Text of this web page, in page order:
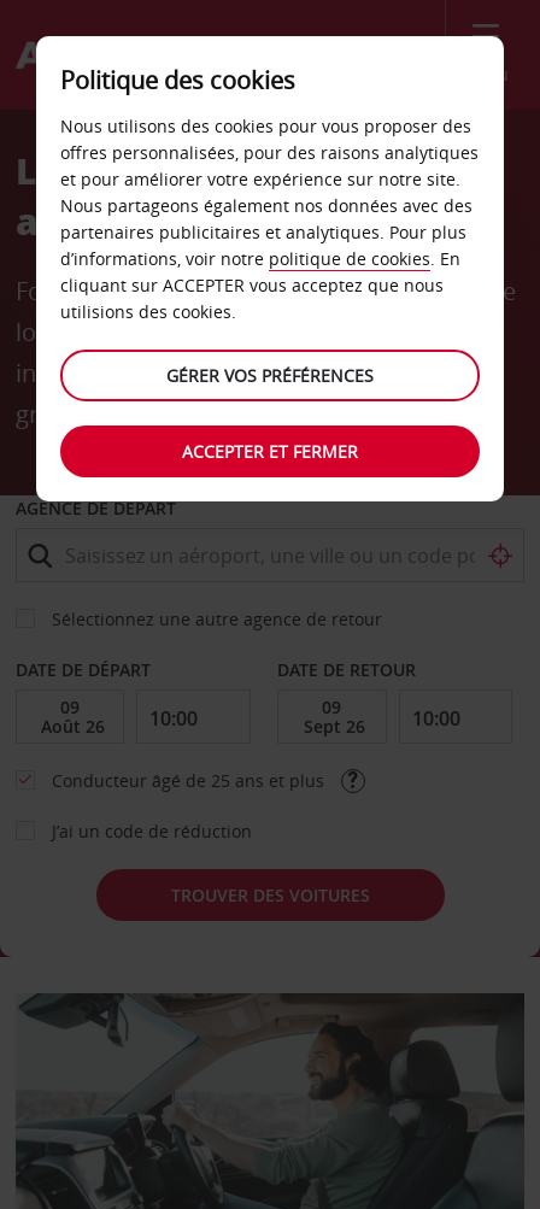
Menu
Location longue durée
avec Avis
Forfaits de 2 000 à 4 000 kilomètres pour une
location de voiture au mois de 31 à 90 jours,
incluant un conducteur supplémentaire
gratuit.
AGENCE DE DÉPART
Sélectionnez une autre agence de retour
DATE DE DÉPART DATE DE RETOUR
Conducteur âgé de 25 ans et plus
J’ai un code de réduction
TROUVER DES VOITURES
Politique des cookies
Nous utilisons des cookies pour vous proposer des
offres personnalisées, pour des raisons analytiques
et pour améliorer votre expérience sur notre site.
Nous partageons également nos données avec des
partenaires publicitaires et analytiques. Pour plus
d’informations, voir notre politique de cookies. En
cliquant sur ACCEPTER vous acceptez que nous
utilisions des cookies.
GÉRER VOS PRÉFÉRENCES
ACCEPTER ET FERMER